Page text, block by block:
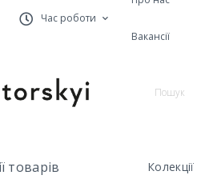
Час роботи
Вакансії
товарів Колекції